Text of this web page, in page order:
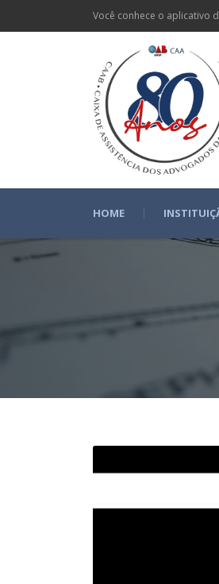
Você conhece o aplicativo
HOME